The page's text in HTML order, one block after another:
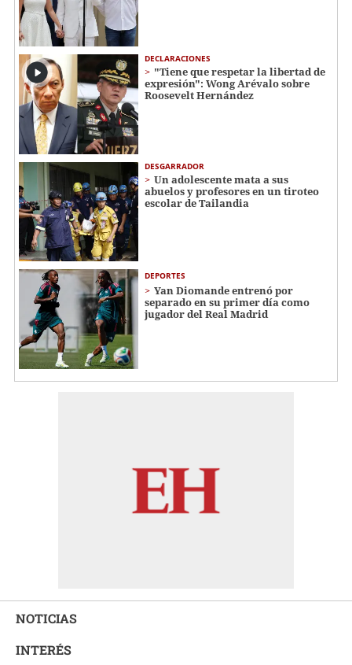
DECLARACIONES
"Tiene que respetar la libertad de
expresión": Wong Arévalo sobre
Roosevelt Hernández
DESGARRADOR
Un adolescente mata a sus
abuelos y profesores en un tiroteo
escolar de Tailandia
DEPORTES
Yan Diomande entrenó por
separado en su primer día como
jugador del Real Madrid
NOTICIAS
INTERÉS